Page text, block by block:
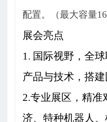
配置。（最大容量16
展会亮点
1. 国际视野，全
产品与技术，搭建
2.专业展区，精准
济、特种机器人